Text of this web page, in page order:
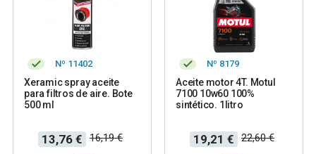
Nº 11402
Xeramic spray aceite
para filtros de aire. Bote
500 ml
Precio
13,76 €
Precio
base
16,19 €
Nº 8179
Aceite motor 4T. Motul
7100 10w60 100%
sintético. 1litro
Precio
19,21 €
Precio
base
22,60 €